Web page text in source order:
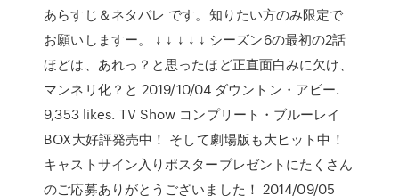
あらすじ＆ネタバレ です。知りたい方のみ限定で
お願いしますー。 ↓ ↓ ↓ ↓ ↓ シーズン6の最初の2話
ほどは、あれっ？と思ったほど正直面白みに欠け、
マンネリ化？と 2019/10/04 ダウントン・アビー.
9,353 likes. TV Show コンプリート・ブルーレイ
BOX大好評発売中！ そして劇場版も大ヒット中！
キャストサイン入りポスタープレゼントにたくさん
のご応募ありがとうございました！ 2014/09/05